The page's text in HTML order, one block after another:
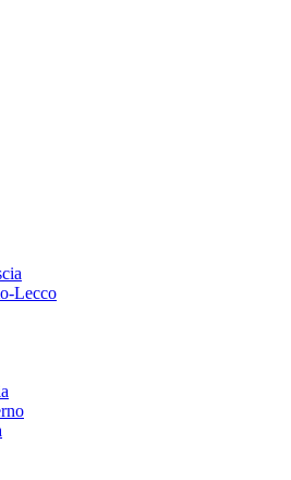
Lecco